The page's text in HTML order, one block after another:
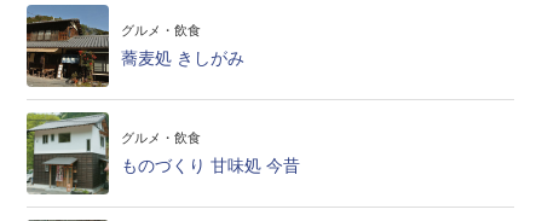
グルメ・飲食
蕎麦処 きしがみ
グルメ・飲食
ものづくり 甘味処 今昔